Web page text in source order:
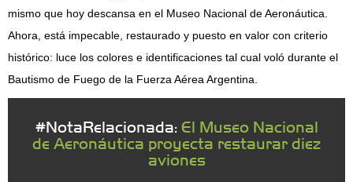
mismo que hoy descansa en el Museo Nacional de Aeronáutica.
Ahora, está impecable, restaurado y puesto en valor con criterio
histórico: luce los colores e identificaciones tal cual voló durante el
Bautismo de Fuego de la Fuerza Aérea Argentina.
#NotaRelacionada: El Museo Nacional
de Aeronáutica proyecta restaurar diez
aviones